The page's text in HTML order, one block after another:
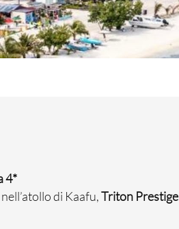
4*
di Kaafu,Triton Prestige